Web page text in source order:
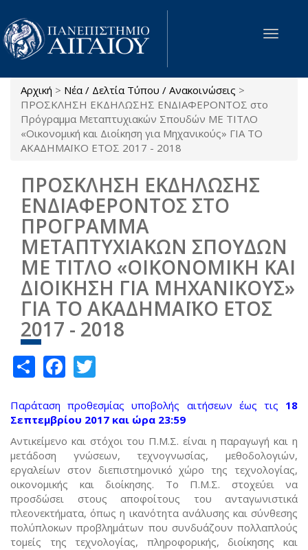
Παράκαμψη προς το κυρίως περιεχόμενο
Toggle
Είστε εδώ
Αρχική > Νέα / Δελτία Τύπου / Ανακοινώσεις >
ΠΡΟΣΚΛΗΣΗ ΕΚΔΗΛΩΣΗΣ ΕΝΔΙΑΦΕΡΟΝΤΟΣ στο
Πρόγραμμα Μεταπτυχιακών Σπουδών ΜΕ ΤΙΤΛΟ
«Οικονομική και Διοίκηση για Μηχανικούς» ΓΙΑ ΤΟ
ΑΚΑΔΗΜΑΪΚΟ ΕΤΟΣ 2017 - 2018
ΠΡΟΣΚΛΗΣΗ ΕΚΔΗΛΩΣΗΣ
ΕΝΔΙΑΦΕΡΟΝΤΟΣ ΣΤΟ
ΠΡΟΓΡΑΜΜΑ
ΜΕΤΑΠΤΥΧΙΑΚΩΝ ΣΠΟΥΔΩΝ
ΜΕ ΤΙΤΛΟ «ΟΙΚΟΝΟΜΙΚΗ ΚΑΙ
ΔΙΟΙΚΗΣΗ ΓΙΑ ΜΗΧΑΝΙΚΟΥΣ»
ΓΙΑ ΤΟ ΑΚΑΔΗΜΑΪΚΟ ΕΤΟΣ
2017 - 2018
ShareFacebook
Παράταση προθεσμίας υποβολής αιτήσεων έως τις 18
Σεπτεμβρίου 2017 και ώρα 23:59
Αντικείμενο και στόχοι του Π.Μ.Σ. είναι η παραγωγή και η
μετάδοση γνώσεων, τεχνογνωσίας, μεθοδολογιών,
εργαλείων στον διεπιστημονικό χώρο της τεχνολογίας,
οικονομικής και διοίκησης. Το Π.Μ.Σ. στοχεύει να
προσδώσει στους αποφοίτους του ανταγωνιστικά
πλεονεκτήματα, όπως η ικανότητα ανάλυσης και σύνθεσης
πολύπλοκων προβλημάτων που συνδυάζουν πολλαπλούς
τομείς της τεχνολογίας, πληροφορικής, διοίκησης και